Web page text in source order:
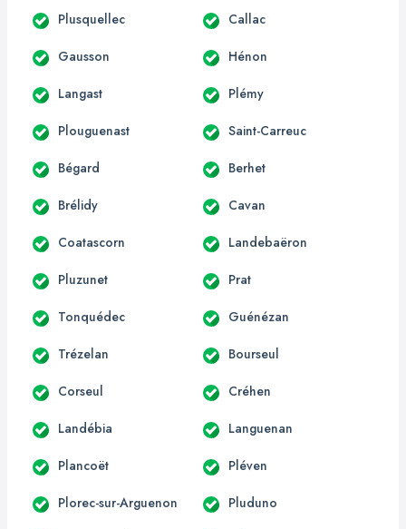
Plusquellec Callac
Gausson Hénon
Langast Plémy
Plouguenast Saint-Carreuc
Bégard Berhet
Brélidy Cavan
Coatascorn Landebaëron
Pluzunet Prat
Tonquédec Guénézan
Trézelan Bourseul
Corseul Créhen
Landébia Languenan
Plancoët Pléven
Plorec-sur-Arguenon Pluduno